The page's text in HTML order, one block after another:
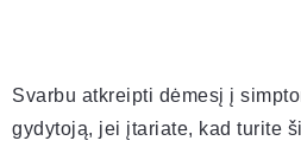
Svarbu atkreipti dėmesį į
gydytoją, jei įtariate, kad turite